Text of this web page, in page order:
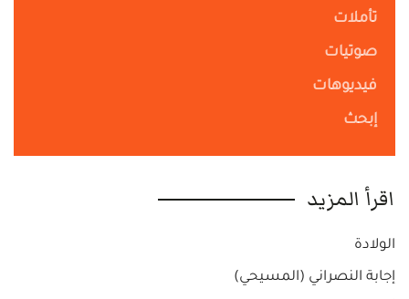
تأملات
صوتيات
فيديوهات
إبحث
اقرأ المزيد
الولادة
إجابة النصراني (المسيحي)